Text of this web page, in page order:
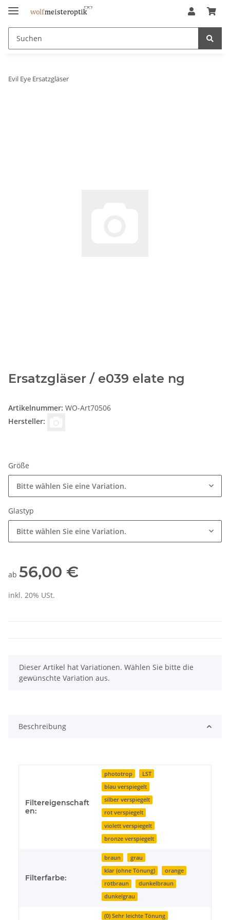
Evil Eye Ersatzgläser
Ersatzgläser / e039 elate ng
Artikelnummer: WO-Art70506
Hersteller:
Größe
Bitte wählen Sie eine Variation.
Glastyp
Bitte wählen Sie eine Variation.
ab 56,00 €
inkl. 20% USt.
x
Dieser Artikel hat Variationen. Wählen Sie bitte die
gewünschte Variation aus.
Beschreibung
Filtereigenschaft
en:
phototrop
LST
blau verspiegelt
silber verspiegelt
rot verspiegelt
violett verspiegelt
bronze verspiegelt
Filterfarbe:
braun
grau
klar (ohne Tönung)
orange
rotbraun
dunkelbraun
dunkelgrau
(0) Sehr leichte Tönung